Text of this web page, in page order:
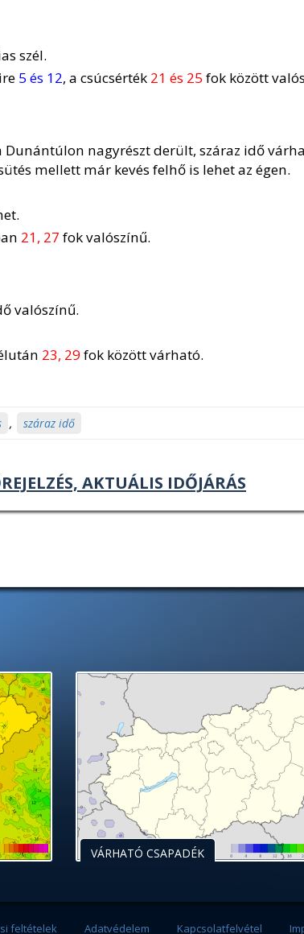
szél.
5 és 12, a csúcsérték 21 és 25 fok között
nagyrészt derült, száraz idő
mellett már kevés felhő is lehet az égen.
21, 27 fok valószínű.
valószínű.
23, 29fok között várható.
, száraz idő
AKTUÁLIS IDŐJÁRÁS
VÁRHATÓ CSAPADÉK
feltételek Adatvédelem Kapcsolatfelvétel